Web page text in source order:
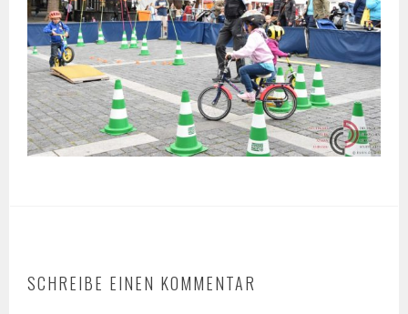
SCHREIBE EINEN KOMMENTAR